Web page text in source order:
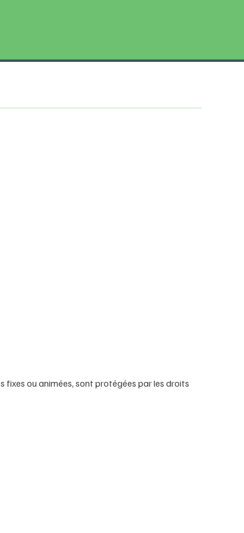
ou animées, sont protégées par les droits